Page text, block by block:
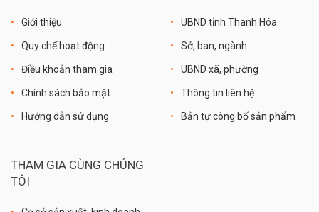
Giới thiệu
Quy chế hoạt động
Điều khoản tham gia
Chính sách bảo mật
Hướng dẫn sử dụng
UBND tỉnh Thanh Hóa
Sở, ban, ngành
UBND xã, phường
Thông tin liên hệ
Bản tự công bố sản phẩm
THAM GIA CÙNG CHÚNG
TÔI